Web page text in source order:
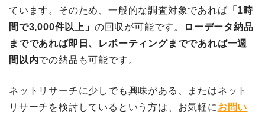
ています。そのため、一般的な調査対象であれば 「1時
間で3,000件以上」 の回収が可能です。
ローデータ納品
までであれば即日、レポーティングまでであれば一週
間以内での納品も可能です。
ネットリサーチに少しでも興味がある、またはネット
リサーチを検討しているという方は、お気軽に お問い